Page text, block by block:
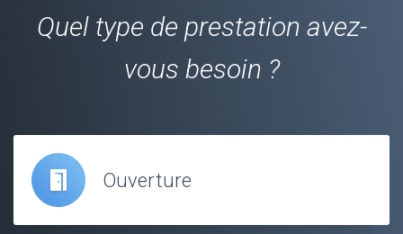
Quel type de prestation avez-
vous besoin ?
Ouverture